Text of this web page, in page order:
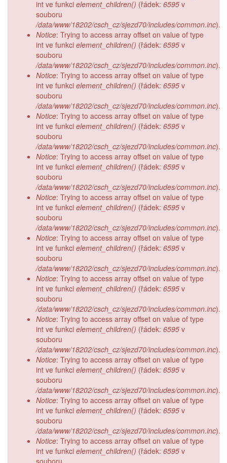
int ve funkci element_children() (řádek: 6595 v
souboru
/data/www/18202/csch_cz/sjezd70/includes/common.inc).
Notice: Trying to access array offset on value of type
int ve funkci element_children() (řádek: 6595 v
souboru
/data/www/18202/csch_cz/sjezd70/includes/common.inc).
Notice: Trying to access array offset on value of type
int ve funkci element_children() (řádek: 6595 v
souboru
/data/www/18202/csch_cz/sjezd70/includes/common.inc).
Notice: Trying to access array offset on value of type
int ve funkci element_children() (řádek: 6595 v
souboru
/data/www/18202/csch_cz/sjezd70/includes/common.inc).
Notice: Trying to access array offset on value of type
int ve funkci element_children() (řádek: 6595 v
souboru
/data/www/18202/csch_cz/sjezd70/includes/common.inc).
Notice: Trying to access array offset on value of type
int ve funkci element_children() (řádek: 6595 v
souboru
/data/www/18202/csch_cz/sjezd70/includes/common.inc).
Notice: Trying to access array offset on value of type
int ve funkci element_children() (řádek: 6595 v
souboru
/data/www/18202/csch_cz/sjezd70/includes/common.inc).
Notice: Trying to access array offset on value of type
int ve funkci element_children() (řádek: 6595 v
souboru
/data/www/18202/csch_cz/sjezd70/includes/common.inc).
Notice: Trying to access array offset on value of type
int ve funkci element_children() (řádek: 6595 v
souboru
/data/www/18202/csch_cz/sjezd70/includes/common.inc).
Notice: Trying to access array offset on value of type
int ve funkci element_children() (řádek: 6595 v
souboru
/data/www/18202/csch_cz/sjezd70/includes/common.inc).
Notice: Trying to access array offset on value of type
int ve funkci element_children() (řádek: 6595 v
souboru
/data/www/18202/csch_cz/sjezd70/includes/common.inc).
Notice: Trying to access array offset on value of type
int ve funkci element_children() (řádek: 6595 v
souboru